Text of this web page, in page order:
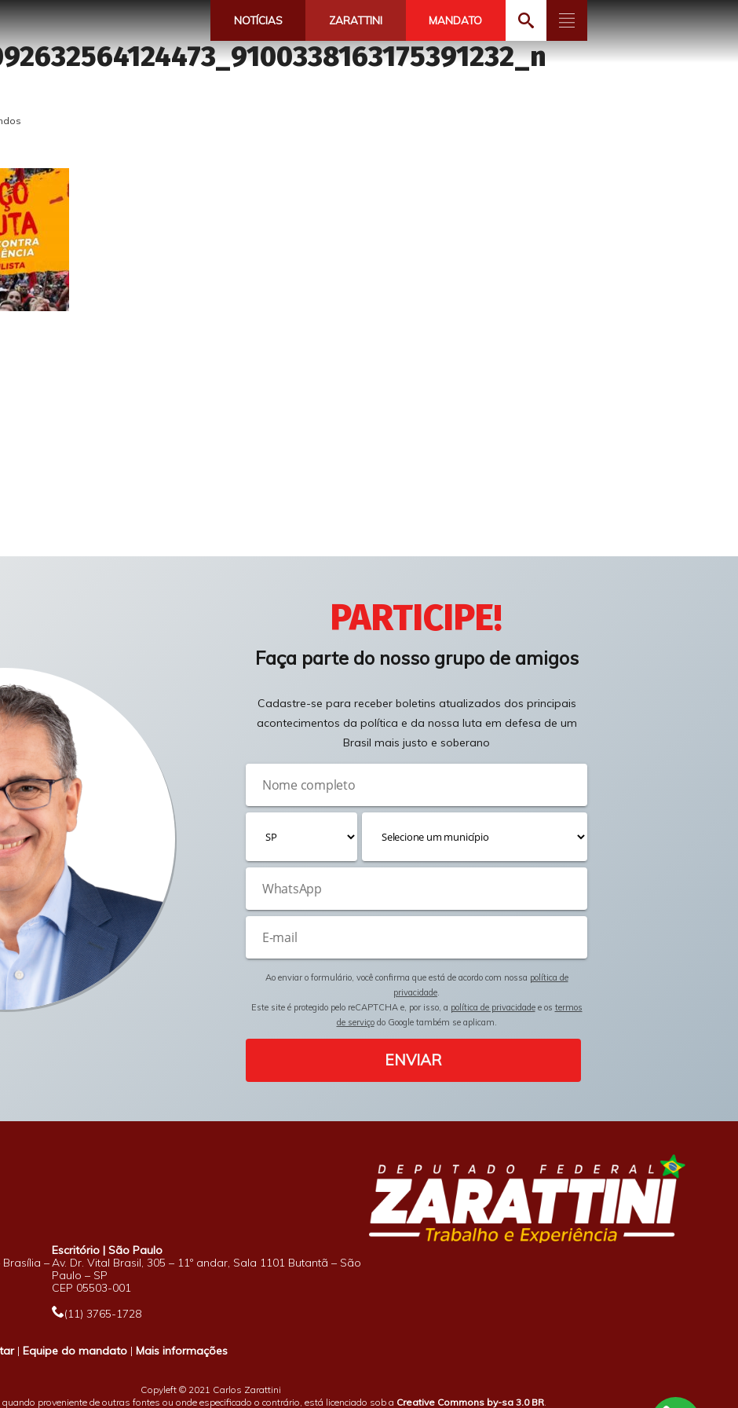
NOTÍCIAS ZARATTINI MANDATO
PARTICIPE!
Faça parte do nosso grupo de amigos
Cadastre-se para receber boletins atualizados dos principais
acontecimentos da política e da nossa luta em defesa de um
Brasil mais justo e soberano
Ao enviar o formulário, você confirma que está de acordo com nossa política de
privacidade
Este site é protegido pelo reCAPTCHA e, por isso, a política de privacidadee os termos
de serviçodo Google também se aplicam.
ENVIAR
–
Escritório | São Paulo
Av. Dr. Vital Brasil, 305 – 11º andar, Sala 1101 Butantã – São
Paulo – SP
CEP 05503-001
(11) 3765-1728
|Equipe do mandato |Mais informações
Copyleft © 2021 Carlos Zarattini
proveniente de outras fontes ou onde especificado o contrário, está licenciado sob a Creative Commons by-sa 3.0 BR.